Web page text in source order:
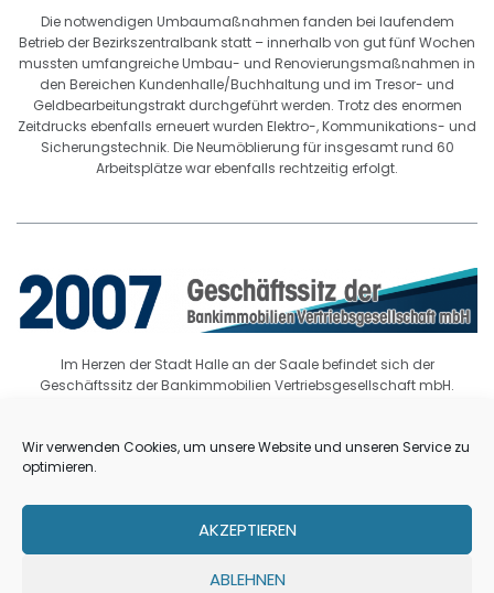
Wir verwenden Cookies, um unsere Website und unseren Service zu
optimieren.
AKZEPTIEREN
ABLEHNEN
Die notwendigen Umbaumaßnahmen fanden bei laufendem
Betrieb der Bezirkszentralbank statt – innerhalb von gut fünf Wochen
mussten umfangreiche Umbau- und Renovierungsmaßnahmen in
den Bereichen Kundenhalle/Buchhaltung und im Tresor- und
Geldbearbeitungstrakt durchgeführt werden. Trotz des enormen
Zeitdrucks ebenfalls erneuert wurden Elektro-, Kommunikations- und
Sicherungstechnik. Die Neumöblierung für insgesamt rund 60
Arbeitsplätze war ebenfalls rechtzeitig erfolgt.
Im Herzen der Stadt Halle an der Saale befindet sich der
Geschäftssitz der Bankimmobilien Vertriebsgesellschaft mbH.
Bundesbank. Im Zuge der Schließung zahlreicher Außenstellen
wurde diese herrliche und repräsentative Immobilie im März 2007 an
Referenzen
Datenschutz Haftungsausschluss